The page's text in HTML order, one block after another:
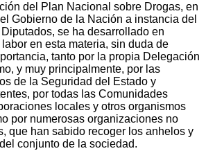
del Plan Nacional sobre Drogas, en
Gobierno de la Nación a instancia del
se ha desarrollado en
en esta materia, sin duda de
tanto por la propia Delegación
y muy principalmente, por las
de la Seguridad del Estado y
por todas las Comunidades
locales y otros organismos
por numerosas organizaciones no
que han sabido recoger los anhelos y
conjunto de la sociedad.